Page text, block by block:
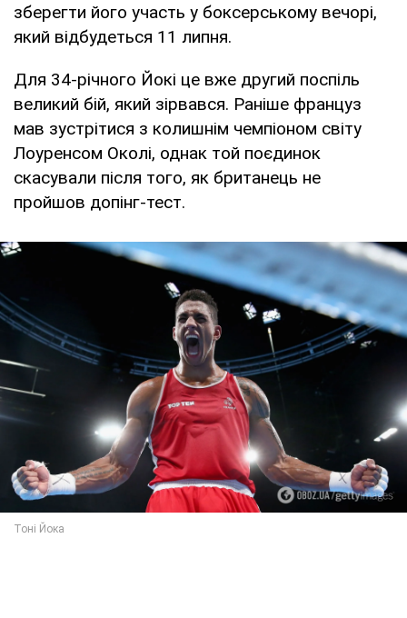
зберегти його участь у боксерському вечорі,
який відбудеться 11 липня.
Для 34-річного Йокі це вже другий поспіль
великий бій, який зірвався. Раніше француз
мав зустрітися з колишнім чемпіоном світу
Лоуренсом Околі, однак той поєдинок
скасували після того, як британець не
пройшов допінг-тест.